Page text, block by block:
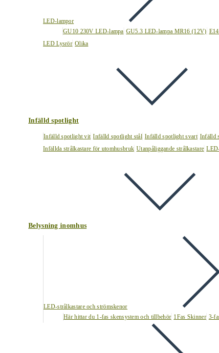
LED-lampor
GU10 230V LED-lampa GU5.3 LED-lampa MR16 (12V)
LED Lysrör Olika
Infälld spotlight
Infälld spotlight vit Infälld spotlight stål Infälld spotlight svart Infälld
Infällda strålkastare för utomhusbruk Utanpåliggande strålkastare
Belysning inomhus
LED-strålkastare och strömskenor
Här hittar du 1-fas skensystem och tillbehör 1Fas Skinner 3-